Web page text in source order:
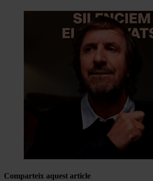
Comparteix aquest article